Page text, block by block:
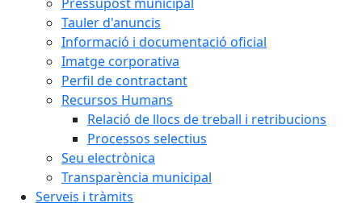
Tauler d'anuncis
Informació i documentació oficial
Imatge corporativa
Perfil de contractant
Recursos Humans
Relació de llocs de treball i retribucions
Processos selectius
Seu electrònica
Transparència municipal
Serveis i tràmits